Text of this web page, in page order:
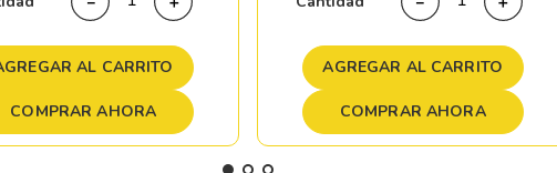
AL CARRITO
COMPRAR AHORA
AGREGAR AL CARRITO
COMPRAR AHORA